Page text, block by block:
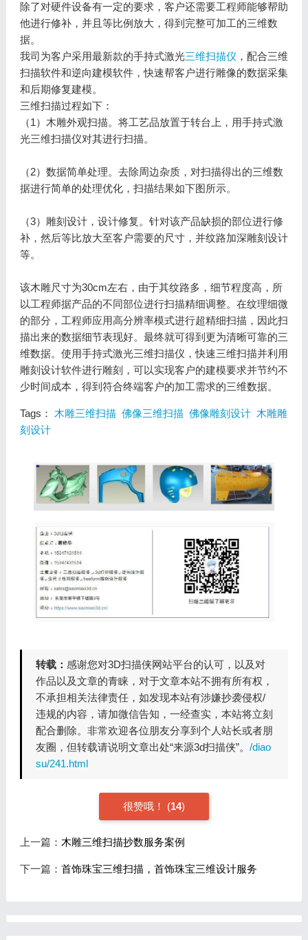
除了对硬件设备有一定的要求，客户还需要工程师能够帮助
他进行修补，并且等比例放大，得到完整可加工的三维数
据。
我司为客户采用最新款的手持式激光三维扫描仪 ，配合三维
扫描软件和逆向建模软件，快速帮客户进行雕像的数据采集
和后期修复建模。
三维扫描过程如下：
（1）木雕外观扫描。将工艺品放置于转台上，用手持式激
光三维扫描仪对其进行扫描。
（2）数据简单处理。去除周边杂质，对扫描得出的三维数
据进行简单的处理优化，扫描结果如下图所示。
（3）雕刻设计，设计修复。针对该产品缺损的部位进行修
补，然后等比放大至客户需要的尺寸，并纹路加深雕刻设计
等。
该木雕尺寸为30cm左右，由于其纹路多，细节程度高，所
以工程师据产品的不同部位进行扫描精细调整。在纹理细微
的部分，工程师应用高分辨率模式进行超精细扫描，因此扫
描出来的数据细节表现好。最终就可得到更为清晰可靠的三
维数据。使用手持式激光三维扫描仪，快速三维扫描并利用
雕刻设计软件进行雕刻，可以实现客户的建模要求并节约不
少时间成本，得到符合终端客户的加工需求的三维数据。
Tags： 木雕三维扫描 佛像三维扫描 佛像雕刻设计 木雕雕
刻设计
转载： 感谢您对3D扫描侠网站平台的认可，以及对
作品以及文章的青睐，对于文章本站不拥有所有权，
不承担相关法律责任，如发现本站有涉嫌抄袭侵权/
违规的内容，请加微信告知，一经查实，本站将立刻
配合删除。非常欢迎各位朋友分享到个人站长或者朋
友圈，但转载请说明文章出处“来源3d扫描侠”。 /diao
su/241.html
很赞哦！ (14)
上一篇： 木雕三维扫描抄数服务案例
下一篇： 首饰珠宝三维扫描，首饰珠宝三维设计服务